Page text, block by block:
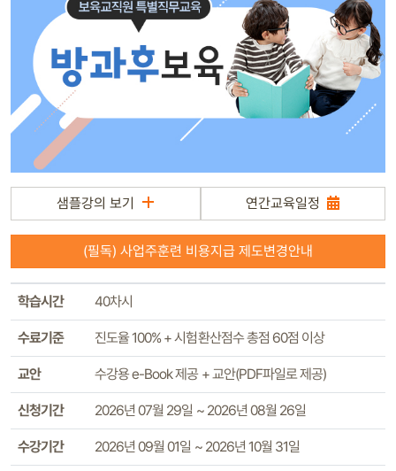
샘플강의 보기 연간교육일정
(필독) 사업주훈련 비용지급 제도변경안내
학습시간 40차시
수료기준 진도율 100% + 시험환산점수 총점 60점 이상
교안 수강용 e-Book 제공 + 교안(PDF파일로 제공)
신청기간 2026년 07월 29일 ~ 2026년 08월 26일
수강기간 2026년 09월 01일 ~ 2026년 10월 31일